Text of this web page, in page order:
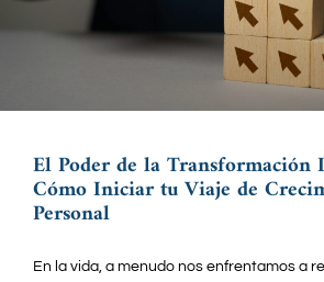
El Poder de la
Cómo Iniciar tu Viaje de
Personal
En la vida, a menudo nos enfrentamos a